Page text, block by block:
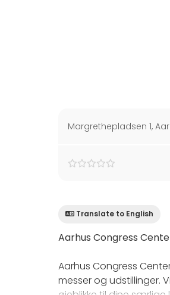
Margrethepladsen 1,
Translate to English
Aarhus Congress
Aarhus Congress
messer og udstillinger.